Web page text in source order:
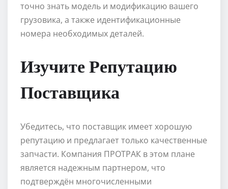
точно знать модель и модификацию вашего
грузовика, а также идентификационные
номера необходимых деталей.
Изучите Репутацию
Поставщика
Убедитесь, что поставщик имеет хорошую
репутацию и предлагает только качественные
запчасти. Компания ПРОТРАК в этом плане
является надежным партнером, что
подтверждён многочисленными